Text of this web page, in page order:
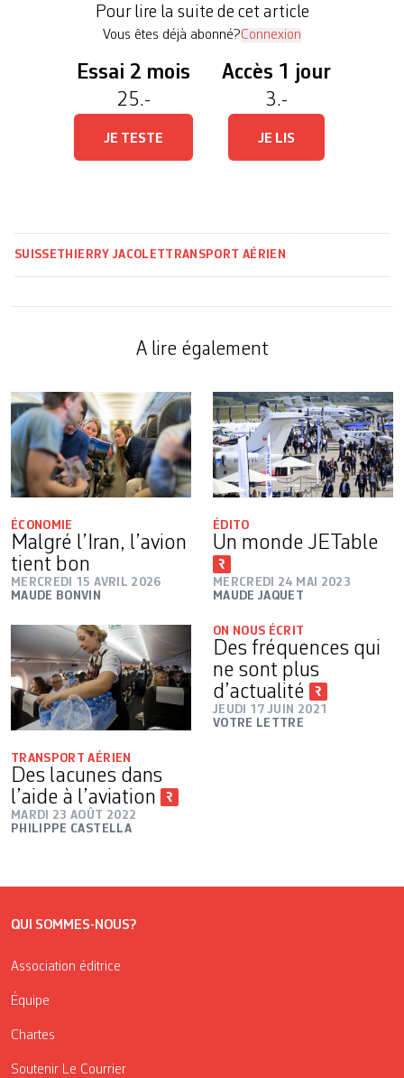
d’un bagage à main gratuit […]
Pour lire la suite de cet article
Vous êtes déjà abonné?Connexion
Essai 2 mois
25.-
JE TESTE
Accès 1 jour
3.-
JE LIS
SUISSETHIERRY JACOLETTRANSPORT AÉRIEN
A lire également
ÉCONOMIE
Malgré l’Iran, l’avion
tient bon
MERCREDI 15 AVRIL 2026
MAUDE BONVIN
ÉDITO
Un monde JETable
MERCREDI 24 MAI 2023
MAUDE JAQUET
TRANSPORT AÉRIEN
Des lacunes dans
l’aide à l’aviation
MARDI 23 AOÛT 2022
PHILIPPE CASTELLA
ON NOUS ÉCRIT
Des fréquences qui
ne sont plus
d’actualité
JEUDI 17 JUIN 2021
VOTRE LETTRE
QUI SOMMES-NOUS?
Association éditrice
Équipe
Chartes
Soutenir Le Courrier